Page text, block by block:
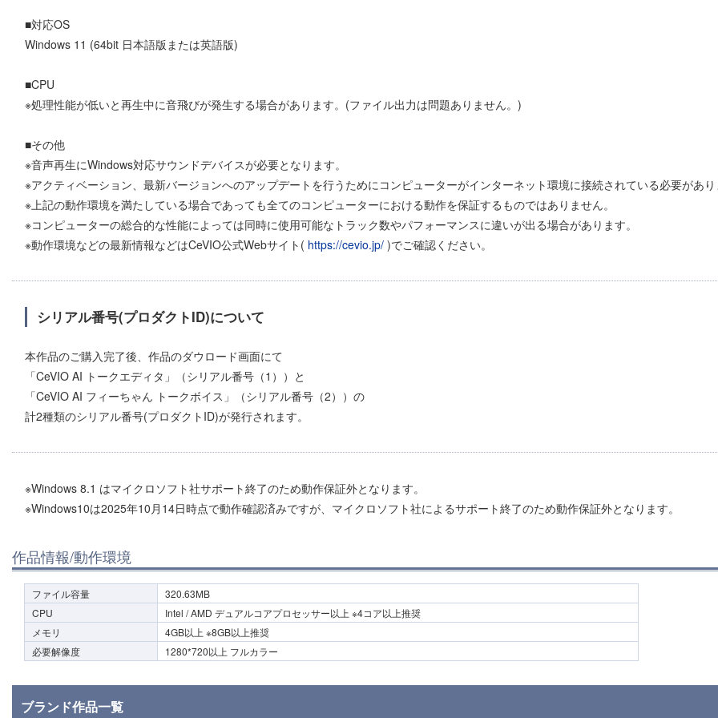
■対応OS
Windows 11 (64bit 日本語版または英語版)
■CPU
※処理性能が低いと再生中に音飛びが発生する場合があります。(ファイル出力は問題ありません。)
■その他
※音声再生にWindows対応サウンドデバイスが必要となります。
※アクティベーション、最新バージョンへのアップデートを行うためにコンピューターがインターネット環境に接続されている必要があ
※上記の動作環境を満たしている場合であっても全てのコンピューターにおける動作を保証するものではありません。
※コンピューターの総合的な性能によっては同時に使用可能なトラック数やパフォーマンスに違いが出る場合があります。
※動作環境などの最新情報などはCeVIO公式Webサイト( https://cevio.jp/ )でご確認ください。
シリアル番号(プロダクトID)について
本作品のご購入完了後、作品のダウロード画面にて
「CeVIO AI トークエディタ」（シリアル番号（1））と
「CeVIO AI フィーちゃん トークボイス」（シリアル番号（2））の
計2種類のシリアル番号(プロダクトID)が発行されます。
※Windows 8.1 はマイクロソフト社サポート終了のため動作保証外となります。
※Windows10は2025年10月14日時点で動作確認済みですが、マイクロソフト社によるサポート終了のため動作保証外となります。
作品情報/動作環境
ファイル容量
320.63MB
CPU
Intel / AMD デュアルコアプロセッサー以上 ※4コア以上推奨
メモリ
4GB以上 ※8GB以上推奨
必要解像度
1280*720以上 フルカラー
ブランド作品一覧